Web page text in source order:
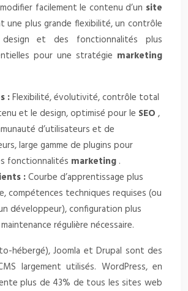
facilement le contenu d’un site
une plus grande flexibilité, un contrôle
et des fonctionnalités plus
pour une stratégie marketing
:Flexibilité, évolutivité, contrôle total
et le design, optimisé pour le SEO ,
d’utilisateurs et de
large gamme de plugins pour
fonctionnalités marketing .
:Courbe d’apprentissage plus
compétences techniques requises (ou
développeur), configuration plus
régulière nécessaire.
hébergé), Joomla et Drupal sont des
largement utilisés. WordPress, en
plus de 43% de tous les sites web